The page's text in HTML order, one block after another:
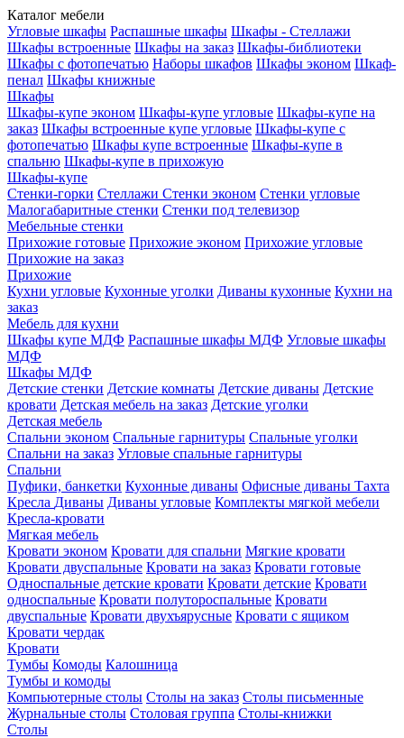
Каталог мебели
Угловые шкафы Распашные шкафы Шкафы - Стеллажи
Шкафы встроенные Шкафы на заказ Шкафы-библиотеки
Шкафы с фотопечатью Наборы шкафов Шкафы эконом Шкаф-
пенал Шкафы книжные
Шкафы
Шкафы-купе эконом Шкафы-купе угловые Шкафы-купе на
заказ Шкафы встроенные купе угловые Шкафы-купе с
фотопечатью Шкафы купе встроенные Шкафы-купе в
спальню Шкафы-купе в прихожую
Шкафы-купе
Стенки-горки Стеллажи Стенки эконом Стенки угловые
Малогабаритные стенки Стенки под телевизор
Мебельные стенки
Прихожие готовые Прихожие эконом Прихожие угловые
Прихожие на заказ
Прихожие
Кухни угловые Кухонные уголки Диваны кухонные Кухни на
заказ
Мебель для кухни
Шкафы купе МДФ Распашные шкафы МДФ Угловые шкафы
МДФ
Шкафы МДФ
Детские стенки Детские комнаты Детские диваны Детские
кровати Детская мебель на заказ Детские уголки
Детская мебель
Спальни эконом Спальные гарнитуры Спальные уголки
Спальни на заказ Угловые спальные гарнитуры
Спальни
Пуфики, банкетки Кухонные диваны Офисные диваны Тахта
Кресла Диваны Диваны угловые Комплекты мягкой мебели
Кресла-кровати
Мягкая мебель
Кровати эконом Кровати для спальни Мягкие кровати
Кровати двуспальные Кровати на заказ Кровати готовые
Односпальные детские кровати Кровати детские Кровати
односпальные Кровати полутороспальные Кровати
двуспальные Кровати двухъярусные Кровати с ящиком
Кровати чердак
Кровати
Тумбы Комоды Калошница
Тумбы и комоды
Компьютерные столы Столы на заказ Столы письменные
Журнальные столы Столовая группа Столы-книжки
Столы